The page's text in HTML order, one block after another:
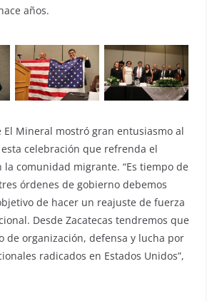
años.
El Mineral mostró gran entusiasmo al
celebración que refrenda el
la comunidad migrante. “Es tiempo de
órdenes de gobierno debemos
de hacer un reajuste de fuerza
Desde Zacatecas tendremos que
de organización, defensa y lucha por
radicados en Estados Unidos”,